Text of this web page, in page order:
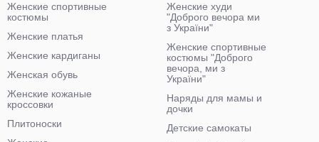
Женские спортивные
костюмы
Женские платья
Женские кардиганы
Женская обувь
Женские кожаные
кроссовки
Плитоноски
Женские худи
"Доброго вечора ми
з України"
Женские спортивные
костюмы "Доброго
вечора, ми з
України"
Наряды для мамы и
дочки
Детские самокаты